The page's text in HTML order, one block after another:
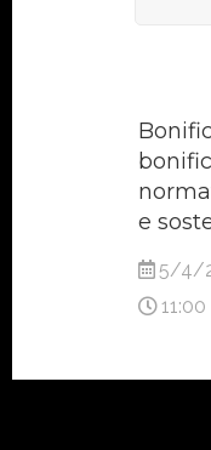
e
5/4/